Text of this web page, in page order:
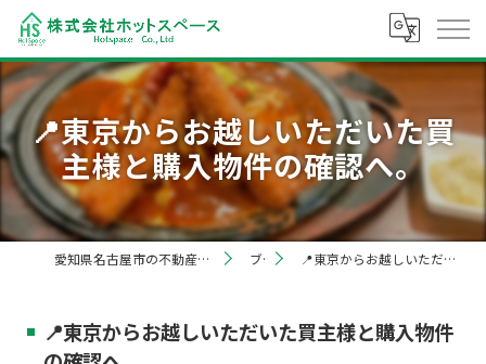
📍東京からお越しいただいた買
主様と購入物件の確認へ。
愛知県名古屋市の不動産売却なら株式会社ホットスペース ブログ 📍東京からお越しいただいた買主様と購入物件の確認へ。
📍東京からお越しいただいた買主様と購入物件